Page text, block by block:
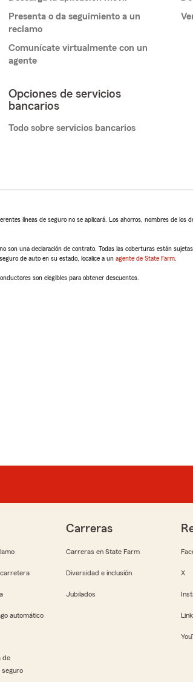
Presenta o da seguimiento a un
reclamo
Comunícate virtualmente con un
agente
Opciones de servicios
bancarios
Todo sobre servicios bancarios
líneas de seguro no se aplicará. Los ahorros, nombres de los
una declaración de contrato. Todas las coberturas están
de auto en su estado, localice a un agente de State Farm
son elegibles para obtener descuentos.
carretera
automático
de
seguro
Carreras
Carreras en State Farm
Diversidad e inclusión
Jubilados
X